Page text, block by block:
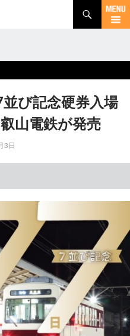
び記念硬券入場
山電鉄が発売
3日